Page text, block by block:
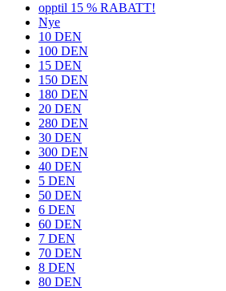
opptil 15 % RABATT!
Nye
10 DEN
100 DEN
15 DEN
150 DEN
180 DEN
20 DEN
280 DEN
30 DEN
300 DEN
40 DEN
5 DEN
50 DEN
6 DEN
60 DEN
7 DEN
70 DEN
8 DEN
80 DEN